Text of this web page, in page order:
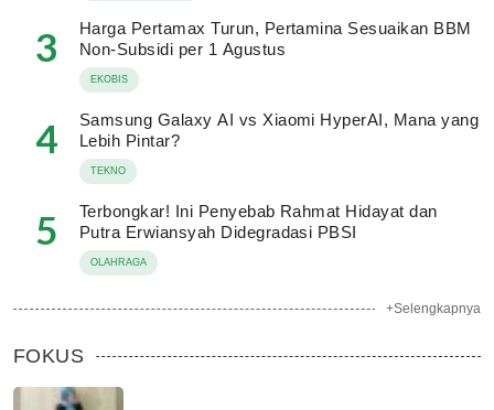
3
Harga Pertamax Turun, Pertamina Sesuaikan BBM
Non-Subsidi per 1 Agustus
EKOBIS
4
Samsung Galaxy AI vs Xiaomi HyperAI, Mana yang
Lebih Pintar?
TEKNO
5
Terbongkar! Ini Penyebab Rahmat Hidayat dan
Putra Erwiansyah Didegradasi PBSI
OLAHRAGA
+Selengkapnya
FOKUS